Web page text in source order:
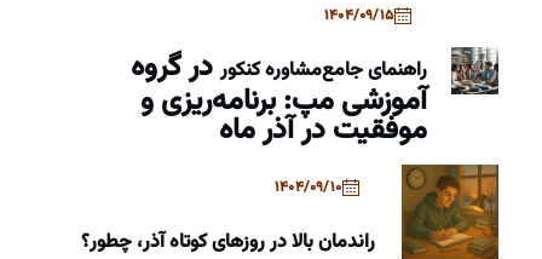
1404/09/15
راهنمای جامعمشاوره کنکوردر گروه
آموزشی مپ: برنامه‌ریزی و
موفقیت در آذر ماه
1404/09/10
راندمان بالا در روزهای کوتاه آذر، چطور؟